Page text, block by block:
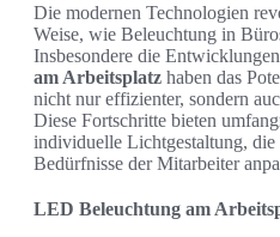
Die modernen Technologien
Weise, wie Beleuchtung in
Insbesondere die
am Arbeitsplatz haben das
nicht nur effizienter, sondern
Diese Fortschritte bieten
individuelle Lichtgestaltung, die
Bedürfnisse der Mitarbeiter
LED Beleuchtung am